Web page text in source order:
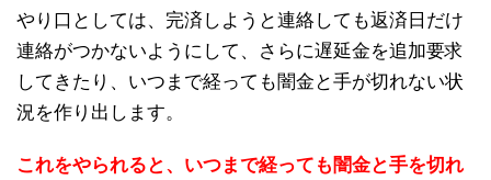
やり口としては、完済しようと連絡しても返済日だけ
連絡がつかないようにして、さらに遅延金を追加要求
してきたり、いつまで経っても闇金と手が切れない状
況を作り出します。
これをやられると、いつまで経っても闇金と手を切れ